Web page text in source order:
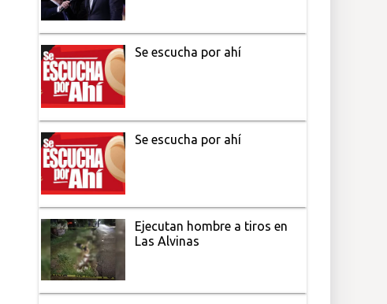
Se escucha por ahí
Se escucha por ahí
Ejecutan hombre a tiros en
Las Alvinas